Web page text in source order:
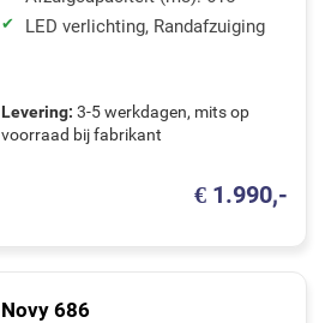
LED verlichting, Randafzuiging
Levering: 3-5 werkdagen, mits op
voorraad bij fabrikant
€ 1.990,-
Novy 686